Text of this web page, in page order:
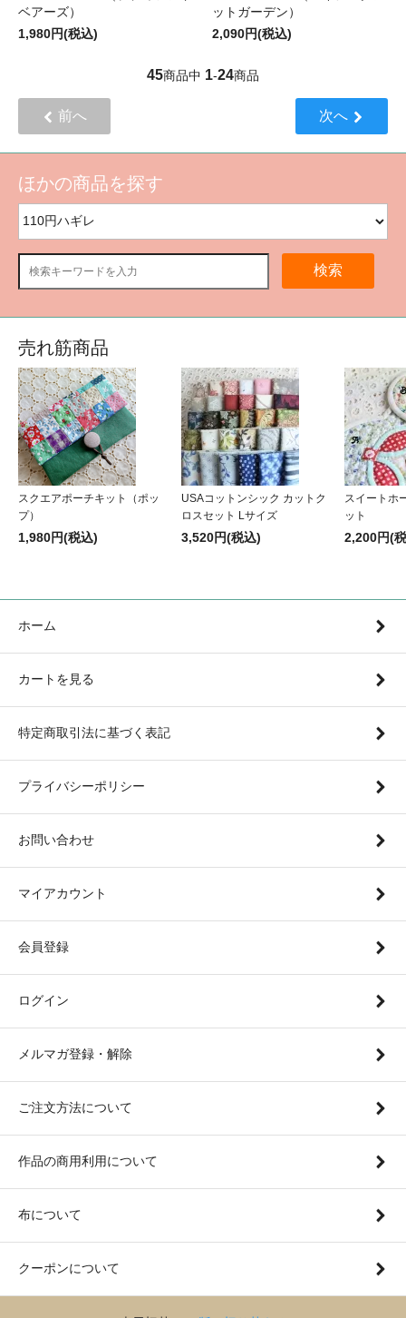
ベアーズ）
1,980円(税込)
ットガーデン）
2,090円(税込)
45商品中 1-24商品
前へ 次へ
ほかの商品を探す
検索
売れ筋商品
スクエアポーチキット（ポッ
プ）
1,980円(税込)
USAコットンシック カットク
ロスセット Lサイズ
3,520円(税込)
スイートホ
ット
2,200円(
ホーム
カートを見る
特定商取引法に基づく表記
プライバシーポリシー
お問い合わせ
マイアカウント
会員登録
ログイン
メルマガ登録・解除
ご注文方法について
作品の商用利用について
布について
クーポンについて